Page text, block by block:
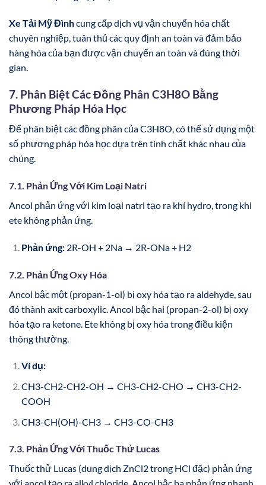
Xe Tải Mỹ Đìnhcung cấp dịch vụ vận chuyển hóa chất
chuyên nghiệp, tuân thủ các quy định an toàn và đảm bảo
hàng hóa của bạn được vận chuyển an toàn và đúng thời
gian.
7. Phân Biệt Các Đồng Phân C3H8O Bằng
Phương Pháp Hóa Học
Để phân biệt các đồng phân của C3H8O, có thể sử dụng một
số phương pháp hóa học dựa trên tính chất khác nhau của
chúng.
7.1. Phản Ứng Với Kim Loại Natri
Ancol phản ứng với kim loại natri tạo ra khí hydro, trong khi
ete không phản ứng.
Phản ứng:2R-OH + 2Na → 2R-ONa + H2
7.2. Phản Ứng Oxy Hóa
Ancol bậc một (propan-1-ol) bị oxy hóa tạo ra aldehyde, sau
đó thành axit carboxylic. Ancol bậc hai (propan-2-ol) bị oxy
hóa tạo ra ketone. Ete không bị oxy hóa trong điều kiện
thông thường.
Ví dụ:
CH3-CH2-CH2-OH → CH3-CH2-CHO → CH3-CH2-
COOH
CH3-CH(OH)-CH3 → CH3-CO-CH3
7.3. Phản Ứng Với Thuốc Thử Lucas
Thuốc thử Lucas (dung dịch ZnCl2 trong HCl đặc) phản ứng